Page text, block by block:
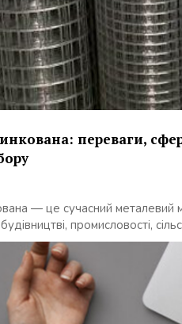
переваги,
— це сучасний металевий
промисловості,